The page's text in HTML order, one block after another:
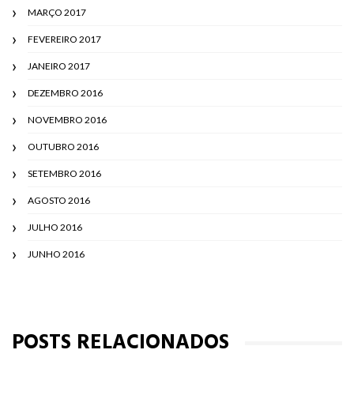
MARÇO 2017
FEVEREIRO 2017
JANEIRO 2017
DEZEMBRO 2016
NOVEMBRO 2016
OUTUBRO 2016
SETEMBRO 2016
AGOSTO 2016
JULHO 2016
JUNHO 2016
POSTS RELACIONADOS